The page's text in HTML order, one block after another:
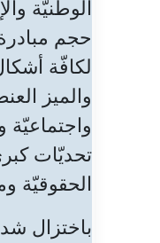
الوطنيّة
حجم
لكافّة
والميز
واجتماعيّة
تحديّات
الحقوقيّة
باختزال